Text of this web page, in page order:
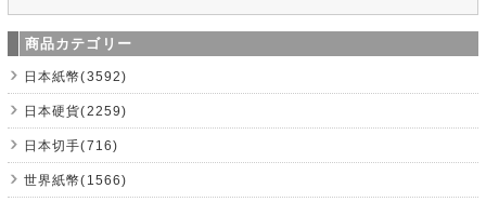
商品カテゴリー
日本紙幣(3592)
日本硬貨(2259)
日本切手(716)
世界紙幣(1566)